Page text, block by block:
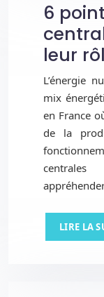
6
leur
L’énergie
mix
en France
de la
LIRE LA